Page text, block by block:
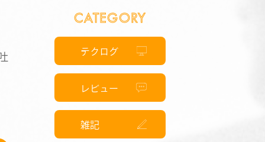
CATEGORY
テクログ
レビュー
雑記